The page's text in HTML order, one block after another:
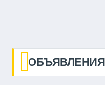
ОБЪЯВЛЕНИЯ